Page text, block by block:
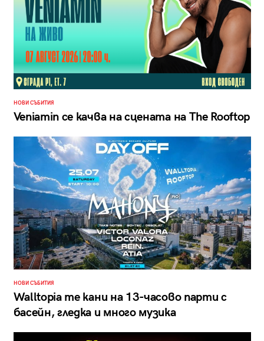
НОВИ СЪБИТИЯ
Veniamin се качва на сцената на The Rooftop
НОВИ СЪБИТИЯ
Walltopia те кани на 13-часово парти с
басейн, гледка и много музика